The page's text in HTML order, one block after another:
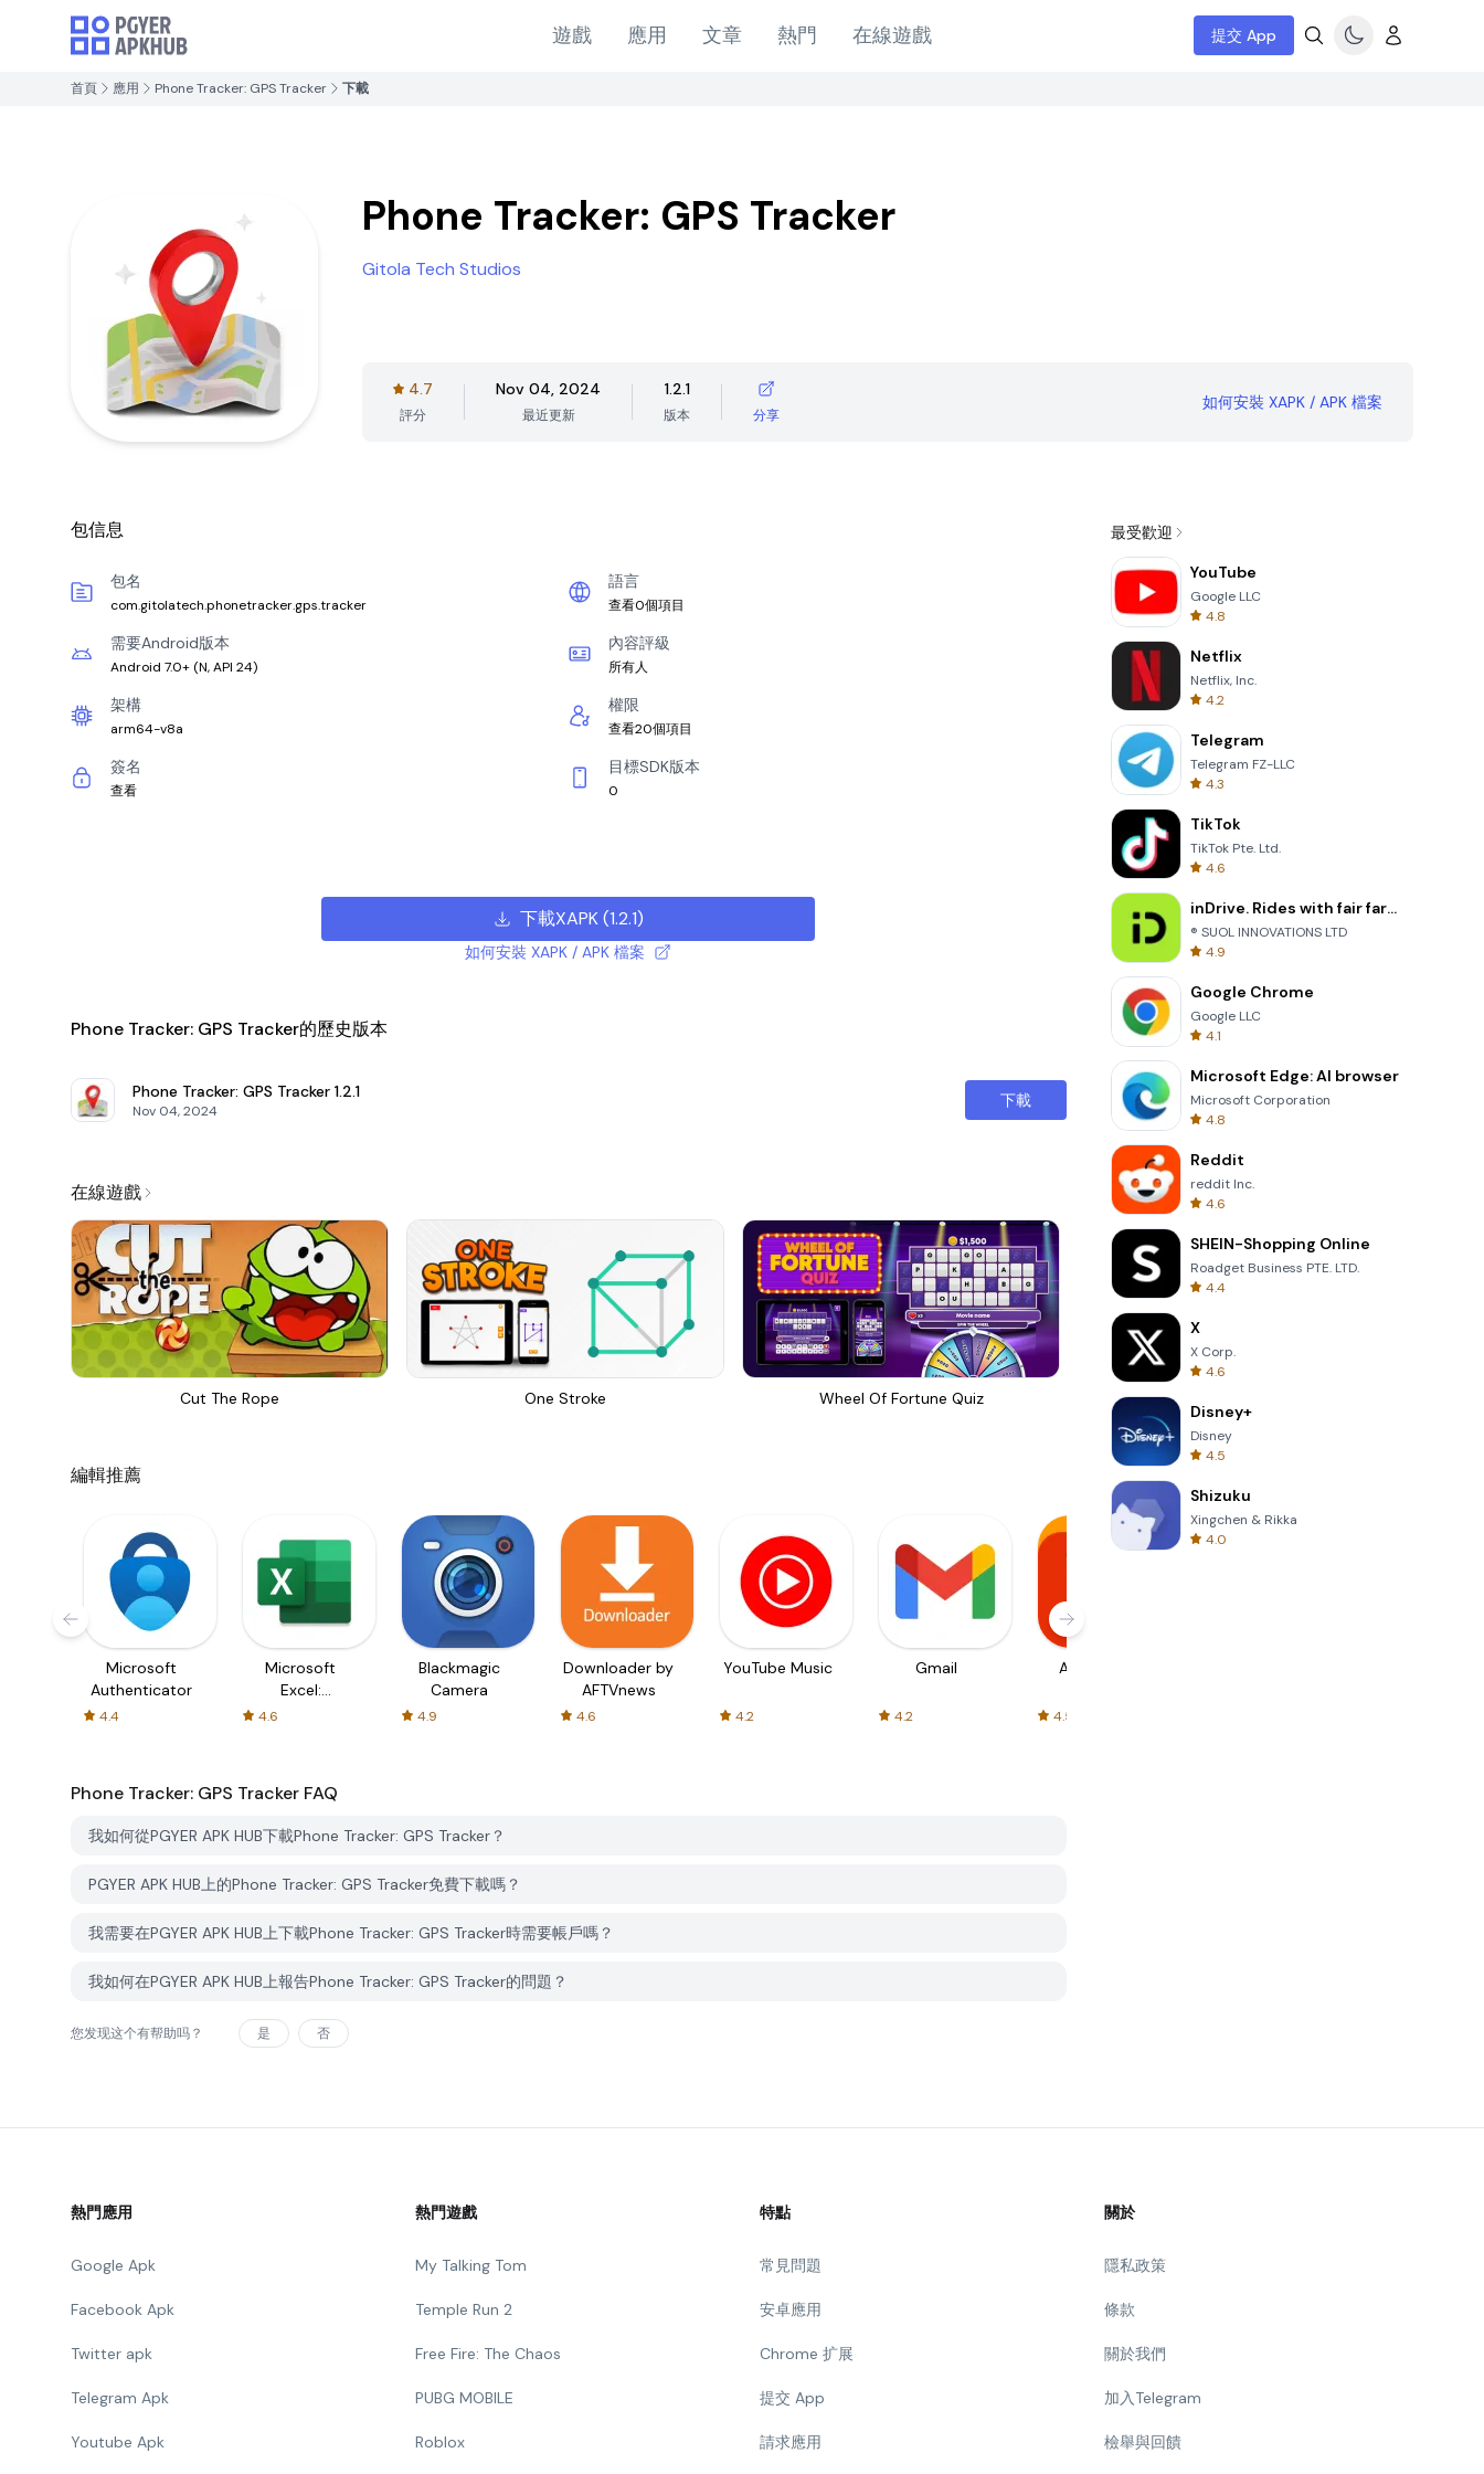
遊戲 應用 文章 熱門 在線遊戲 提交 App
首頁 應用 Phone Tracker: GPS Tracker 下載
Phone Tracker: GPS Tracker
Gitola Tech Studios
4.7
評分
Nov 04, 2024
最近更新
1.2.1
版本 分享
如何安裝 XAPK / APK 檔案
包信息
包名
com.gitolatech.phonetracker.gps.tracker
語言
查看0個項目
需要Android版本
Android 7.0+ (N, API 24)
內容評級
所有人
架構
arm64-v8a
權限
查看20個項目
簽名
查看
目標SDK版本
0
下載XAPK(1.2.1)
如何安裝 XAPK / APK 檔案
Phone Tracker: GPS Tracker的歷史版本
Phone Tracker: GPS Tracker 1.2.1
Nov 04, 2024
下載
在線遊戲
Cut The Rope One Stroke Wheel Of Fortune Quiz
編輯推薦
Microsoft
Authenticator
4.4
Microsoft
Excel:
Spreadsheets
4.6
Blackmagic
Camera
4.9
Downloader by
AFTVnews
4.6
YouTube Music
4.2
Gmail
4.2
AliExpress
4.5
Phone Tracker: GPS Tracker FAQ
我如何從PGYER APK HUB下載Phone Tracker: GPS Tracker？
PGYER APK HUB上的Phone Tracker: GPS Tracker免費下載嗎？
我需要在PGYER APK HUB上下載Phone Tracker: GPS Tracker時需要帳戶嗎？
我如何在PGYER APK HUB上報告Phone Tracker: GPS Tracker的問題？
您发现这个有帮助吗？ 是 否
最受歡迎
YouTube
Google LLC
4.8
Netflix
Netflix, Inc.
4.2
Telegram
Telegram FZ-LLC
4.3
TikTok
TikTok Pte. Ltd.
4.6
inDrive. Rides with fair fares
® SUOL INNOVATIONS LTD
4.9
Google Chrome
Google LLC
4.1
Microsoft Edge: AI browser
Microsoft Corporation
4.8
Reddit
reddit Inc.
4.6
SHEIN-Shopping Online
Roadget Business PTE. LTD.
4.4
X
X Corp.
4.6
Disney+
Disney
4.5
Shizuku
Xingchen & Rikka
4.0
熱門應用
Google Apk
Facebook Apk
Twitter apk
Telegram Apk
Youtube Apk
熱門遊戲
My Talking Tom
Temple Run 2
Free Fire: The Chaos
PUBG MOBILE
Roblox
特點
常見問題
安卓應用
Chrome 扩展
提交 App
請求應用
關於
隱私政策
條款
關於我們
加入Telegram
檢舉與回饋